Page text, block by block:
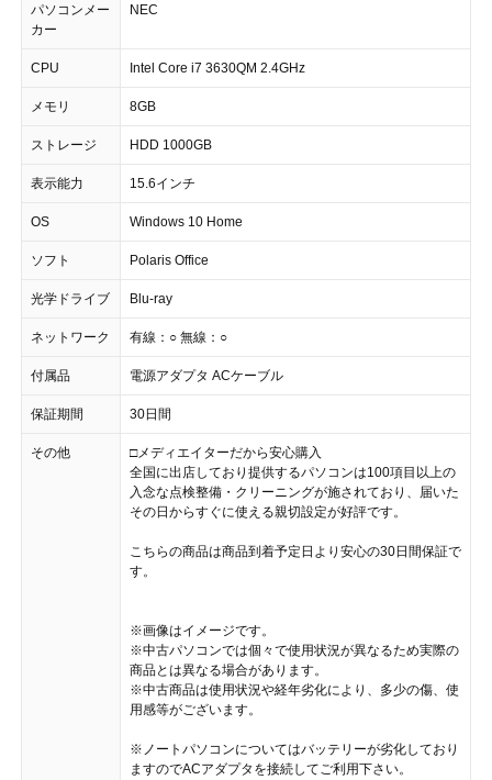
パソコンメー
カー
NEC
CPU Intel Core i7 3630QM 2.4GHz
メモリ 8GB
ストレージ HDD 1000GB
表示能力 15.6インチ
OS Windows 10 Home
ソフト Polaris Office
光学ドライブ Blu-ray
ネットワーク 有線：○ 無線：○
付属品 電源アダプタ ACケーブル
保証期間 30日間
その他
□メディエイターだから安心購入
全国に出店しており提供するパソコンは100項目以上の
入念な点検整備・クリーニングが施されており、届いた
その日からすぐに使える親切設定が好評です。
こちらの商品は商品到着予定日より安心の30日間保証で
す。
※画像はイメージです。
※中古パソコンでは個々で使用状況が異なるため実際の
商品とは異なる場合があります。
※中古商品は使用状況や経年劣化により、多少の傷、使
用感等がございます。
※ノートパソコンについてはバッテリーが劣化しており
ますのでACアダプタを接続してご利用下さい。